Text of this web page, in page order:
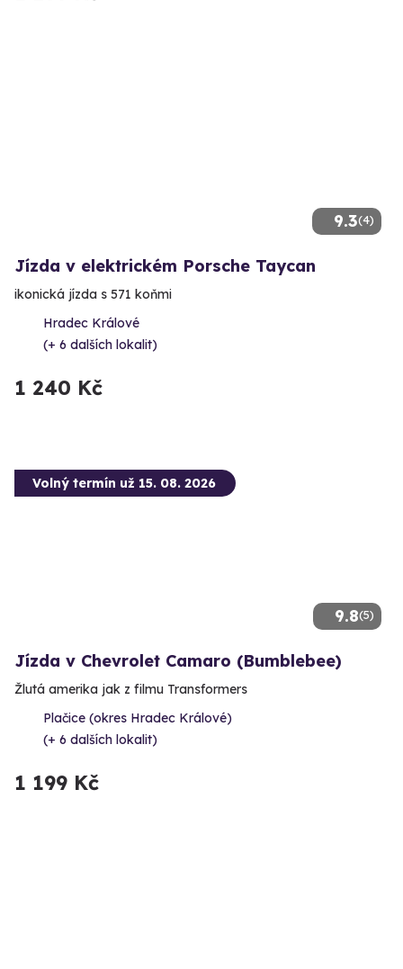
9.3(4)
Jízda v elektrickém Porsche Taycan
ikonická jízda s 571 koňmi
Hradec Králové
(+ 6 dalších lokalit)
1 240 Kč
9.8(5)
Volný termín už 15. 08. 2026
Jízda v Chevrolet Camaro (Bumblebee)
Žlutá amerika jak z filmu Transformers
Plačice (okres Hradec Králové)
(+ 6 dalších lokalit)
1 199 Kč